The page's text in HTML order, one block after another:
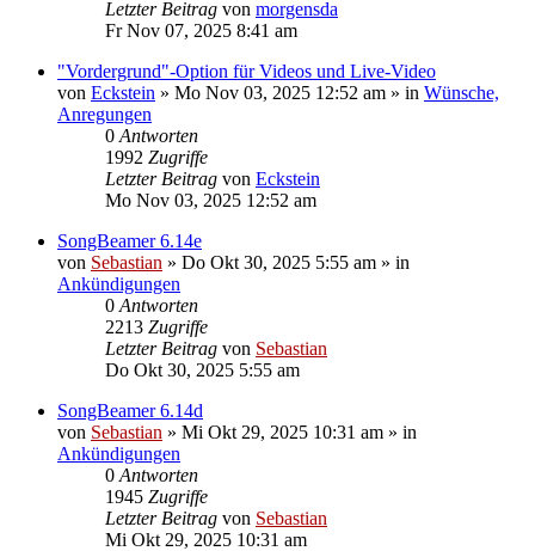
Letzter Beitrag von morgensda
Fr Nov 07, 2025 8:41 am
"Vordergrund"-Option für Videos und Live-Video
von Eckstein » Mo Nov 03, 2025 12:52 am » in Wünsche,
Anregungen
0 Antworten
1992 Zugriffe
Letzter Beitrag von Eckstein
Mo Nov 03, 2025 12:52 am
SongBeamer 6.14e
von Sebastian » Do Okt 30, 2025 5:55 am » in
Ankündigungen
0 Antworten
2213 Zugriffe
Letzter Beitrag von Sebastian
Do Okt 30, 2025 5:55 am
SongBeamer 6.14d
von Sebastian » Mi Okt 29, 2025 10:31 am » in
Ankündigungen
0 Antworten
1945 Zugriffe
Letzter Beitrag von Sebastian
Mi Okt 29, 2025 10:31 am